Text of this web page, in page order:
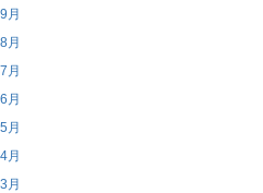
月
月
月
月
月
月
月